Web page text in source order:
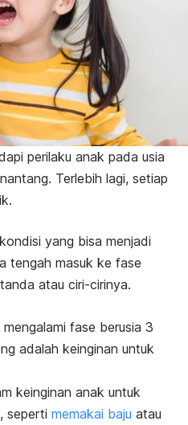
perilaku anak pada usia
Terlebih lagi, setiap
yang bisa menjadi
tengah masuk ke fase
atau ciri-cirinya.
fase berusia 3
adalah keinginan untuk
keinginan anak untuk
seperti memakai baju atau